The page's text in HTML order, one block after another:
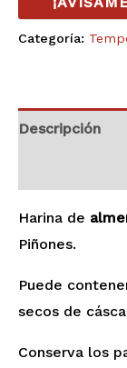
Categoría:
Descripción
Harina de
Piñones.
Puede
secos de
Conserva los